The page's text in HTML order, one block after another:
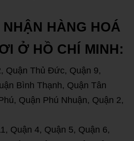
HÀNG HOÁ
Ở HỒ CHÍ MINH:
Quận Thủ Đức, Quận 9,
Bình Thạnh, Quận Tân
Quận Phú Nhuận, Quận 2,
Quận 4, Quận 5, Quận 6,